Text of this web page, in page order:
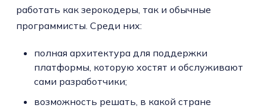
работать как зерокодеры, так и обычные
программисты. Среди них:
полная архитектура для поддержки
платформы, которую хостят и обслуживают
сами разработчики;
возможность решать, в какой стране